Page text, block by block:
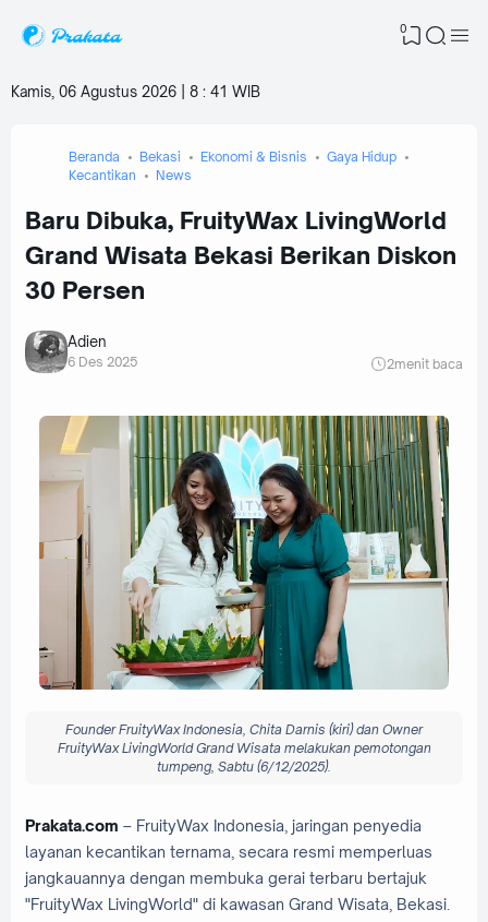
0
Kamis, 06 Agustus 2026 | 8 : 41 WIB
Beranda Bekasi Ekonomi & Bisnis
Gaya Hidup
Kecantikan
News
Baru Dibuka, FruityWax LivingWorld
Grand Wisata Bekasi Berikan Diskon
30 Persen
Adien
6 Des 2025 2menit baca
Founder FruityWax Indonesia, Chita Darnis (kiri) dan Owner
FruityWax LivingWorld Grand Wisata melakukan pemotongan
tumpeng, Sabtu (6/12/2025).
Prakata.com – FruityWax Indonesia, jaringan penyedia
layanan kecantikan ternama, secara resmi memperluas
jangkauannya dengan membuka gerai terbaru bertajuk
"FruityWax LivingWorld" di kawasan Grand Wisata, Bekasi.